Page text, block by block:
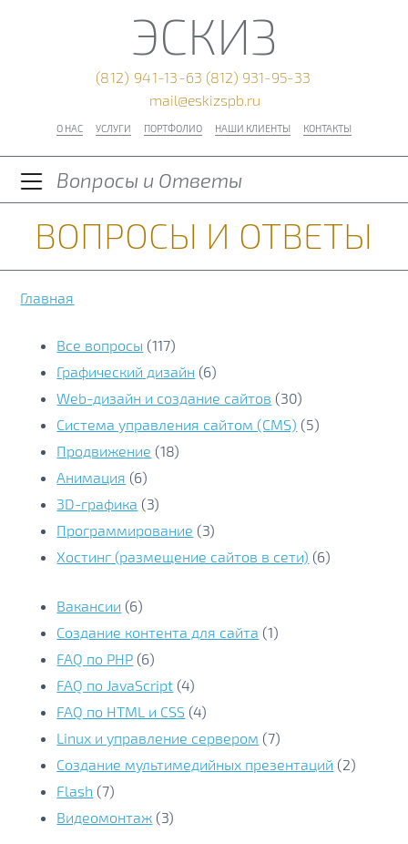
ЭСКИЗ
(812) 941-13-63 (812) 931-95-33
mail@eskizspb.ru
О НАС УСЛУГИ ПОРТФОЛИО НАШИ КЛИЕНТЫ КОНТАКТЫ
ВОПРОСЫ И ОТВЕТЫ
Вопросы и Ответы
Главная
Все вопросы (117)
Графический дизайн (6)
Web-дизайн и создание сайтов (30)
Система управления сайтом (CMS) (5)
Продвижение (18)
Анимация (6)
3D-графика (3)
Программирование (3)
Хостинг (размещение сайтов в сети) (6)
Вакансии (6)
Создание контента для сайта (1)
FAQ по PHP (6)
FAQ по JavaScript (4)
FAQ по HTML и CSS (4)
Linux и управление сервером (7)
Создание мультимедийных презентаций (2)
Flash (7)
Видеомонтаж (3)